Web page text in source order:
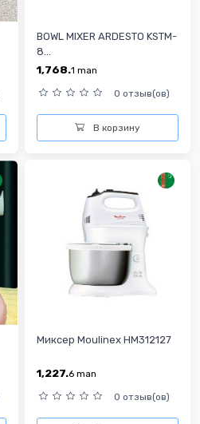
BOWL MIXER ARDESTO KSTM-
8...
1,768.1 man
0 отзыв(ов)
В корзину
Миксер Moulinex HM312127
1,227.6 man
0 отзыв(ов)